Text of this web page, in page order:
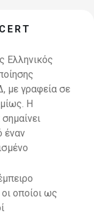
Ελληνικός
με γραφεία σε
Η
έναν
οποίοι ως